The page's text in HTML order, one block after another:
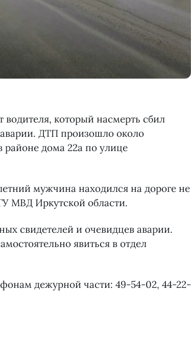
который насмерть сбил
ДТП произошло около
районе дома 22а по улице
мужчина находился на дороге не
МВД Иркутской области.
свидетелей и очевидцев аварии.
явиться в отдел
дежурной части: 49-54-02, 44-22-